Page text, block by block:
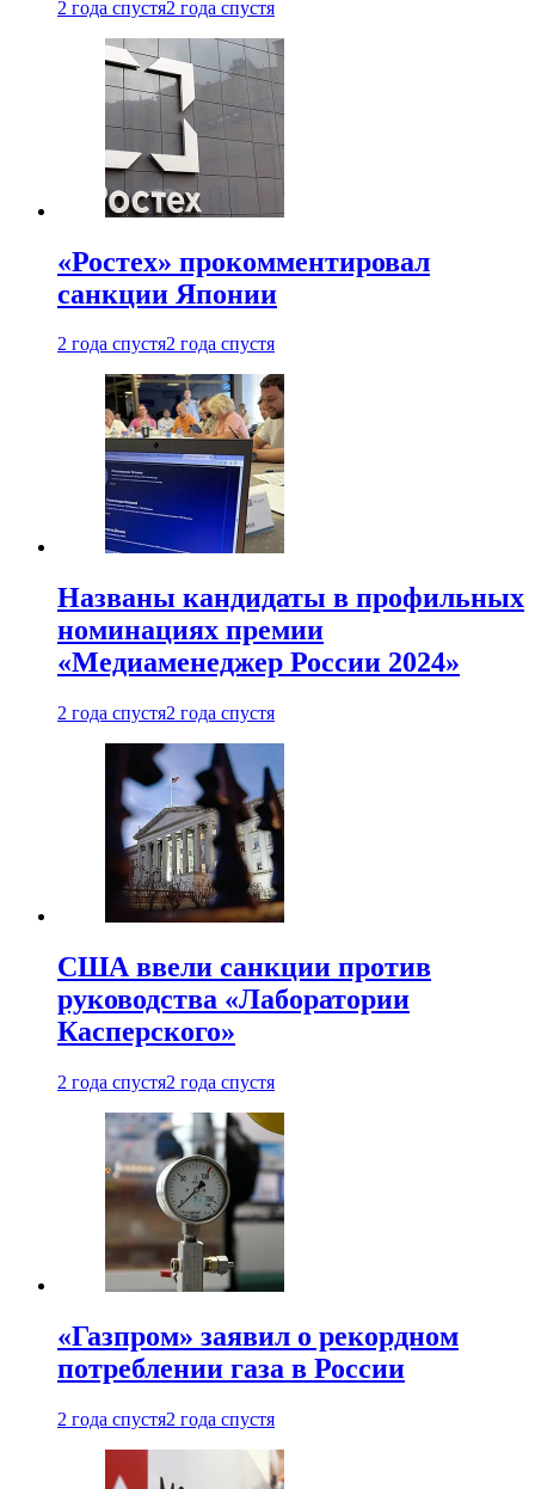
2 года спустя2 года спустя
«Ростех» прокомментировал
санкции Японии
2 года спустя2 года спустя
Названы кандидаты в профильных
номинациях премии
«Медиаменеджер России 2024»
2 года спустя2 года спустя
США ввели санкции против
руководства «Лаборатории
Касперского»
2 года спустя2 года спустя
«Газпром» заявил о рекордном
потреблении газа в России
2 года спустя2 года спустя